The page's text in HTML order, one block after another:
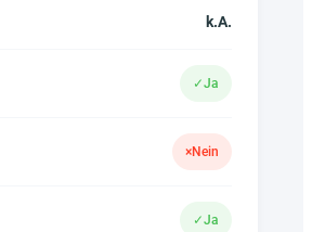
k.A.
✓Ja
×Nein
✓Ja